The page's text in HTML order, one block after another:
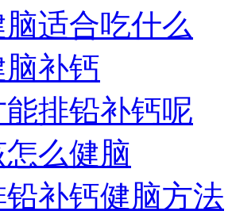
适合吃什么
补钙
排铅补钙呢
么健脑
补钙健脑方法